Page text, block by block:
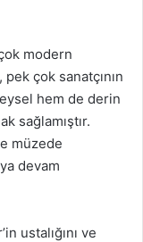
modern
çok sanatçının
hem de derin
sağlamıştır.
müzede
devam
ustalığını ve